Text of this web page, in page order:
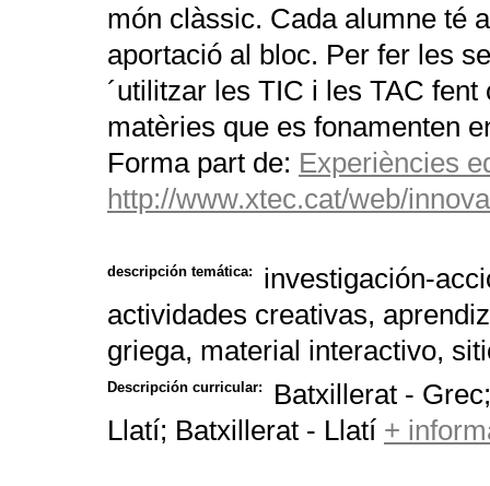
món clàssic. Cada alumne té
aportació al bloc. Per fer les
´utilitzar les TIC i les TAC
matèries que es fonamenten
Forma part de: Experiències
http://www.xtec.cat/web/
descripción temática:
investigación-
actividades creativas,
griega, material interactivo,
Descripción curricular:
Batxillerat -
Llatí; Batxillerat - Llatí +